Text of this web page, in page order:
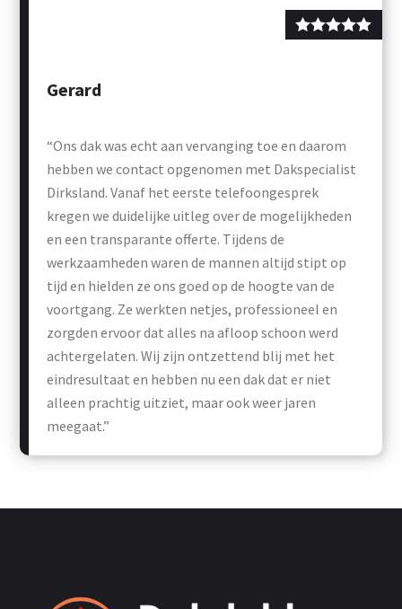
“Ons dak was echt aan vervanging toe en daarom
hebben we contact opgenomen met Dakspecialist
Dirksland. Vanaf het eerste telefoongesprek
kregen we duidelijke uitleg over de mogelijkheden
en een transparante offerte. Tijdens de
werkzaamheden waren de mannen altijd stipt op
tijd en hielden ze ons goed op de hoogte van de
voortgang. Ze werkten netjes, professioneel en
zorgden ervoor dat alles na afloop schoon werd
achtergelaten. Wij zijn ontzettend blij met het
eindresultaat en hebben nu een dak dat er niet
alleen prachtig uitziet, maar ook weer jaren
meegaat.”
Gerard